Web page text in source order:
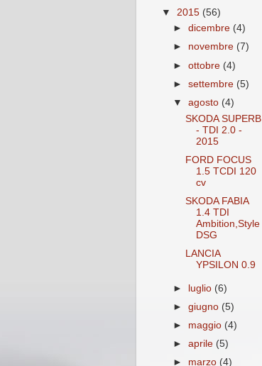
▼ 2015 (56)
►dicembre (4)
► novembre (7)
►ottobre (4)
►settembre (5)
▼agosto (4)
SKODA SUPERB
- TDI 2.0 -
2015
FORD FOCUS
1.5 TCDI 120
cv
SKODA FABIA
1.4 TDI
Ambition,Style
DSG
LANCIA
YPSILON 0.9
► luglio (6)
►giugno (5)
► maggio (4)
►aprile (5)
► marzo (4)